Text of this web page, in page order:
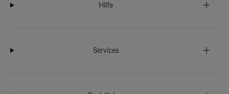
Hilfe
Services